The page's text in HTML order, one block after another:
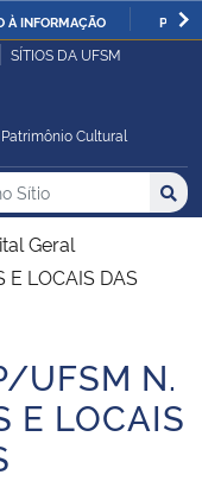
À INFORMAÇÃO
SÍTIOS DA UFSM
Cultural
no no Sítio
Geral
LOCAIS DAS
UFSM N.
E LOCAIS